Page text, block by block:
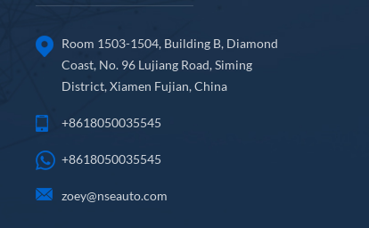
Room 1503-1504, Building B, Diamond
Coast, No. 96 Lujiang Road, Siming
District, Xiamen Fujian, China
+8618050035545
+8618050035545
zoey@nseauto.com